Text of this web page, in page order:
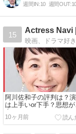
週間IN:10 週間OUT:
15
Actress Navi |
阿川佐和子の評判は？
は上手いor下手？思想が
10ヶ月前